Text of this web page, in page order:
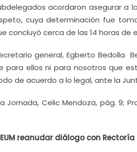
acordaron asegurar a
cuya determinación fue
concluyó cerca de las 14 horas de
general, Egberto Bedolla
para ellos ni para nosotros que
de acuerdo a lo legal, ante la
Jornada, Celic Mendoza, pág. 9;
reanudar diálogo con Rectoría